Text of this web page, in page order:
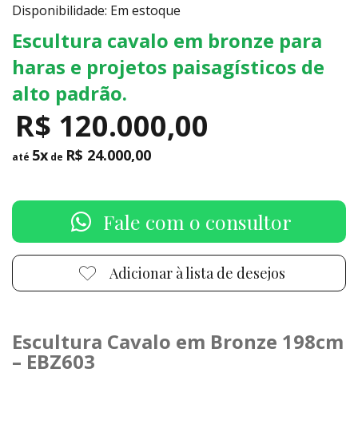
Disponibilidade: Em estoque
Escultura cavalo em bronze para
haras e projetos paisagísticos de
alto padrão.
R$ 120.000,00
até 5x de R$ 24.000,00
Fale com o consultor
Adicionar à lista de desejos
Escultura Cavalo em Bronze 198cm
– EBZ603